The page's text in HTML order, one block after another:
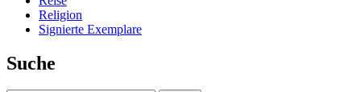
Religion
Signierte Exemplare
Suche